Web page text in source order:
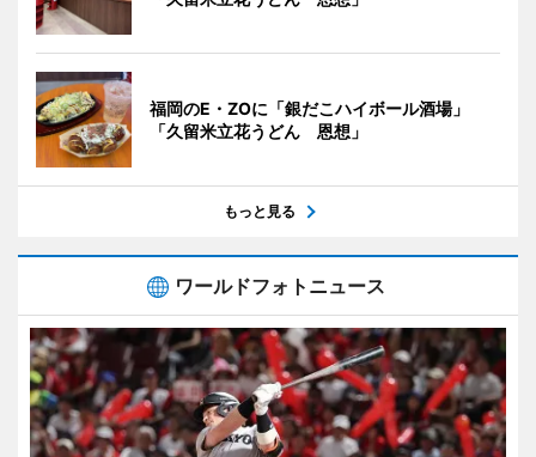
福岡のE・ZOに「銀だこハイボール酒場」
「久留米立花うどん 恩想」
もっと見る
ワールドフォトニュース